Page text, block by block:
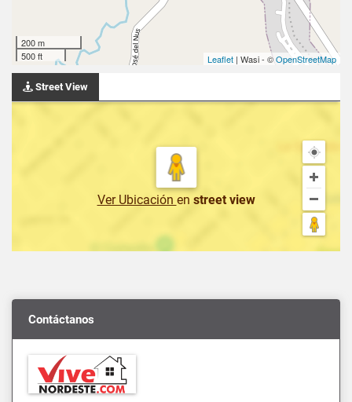
200 m
500 ft
Leaflet | Wasi - ©OpenStreetMap
Street View
Ver Ubicación en street view
Contáctanos